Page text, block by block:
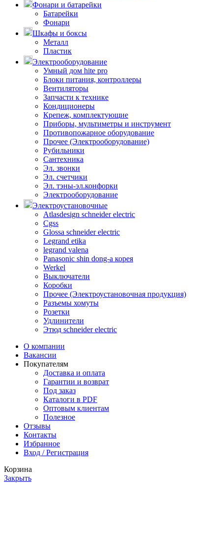
Фонари и батарейки
Батарейки
Фонари
Шкафы и боксы
Металл
Пластик
Электрооборудование
Умный дом hite pro
Блоки питания, контроллеры
Вентиляторы
Запчасти к технике
Кондиционеры
Крепеж, комплектующие
Приборы, мультиметры и инструмент
Противопожарное оборудование
Прочее (Электрооборудование)
Рубильники
Сантехника
Эл. звонки
Эл. счетчики
Эл. тэны-эл.конфорки
Электрооборудование
Электроустановочные
Atlasdesign schneider electric
Cgss
Glossa schneider electric
Legrand etika
legrand valena
Panasonic shin dong-a корея
Werkel
Выключатели
Коробки
Прочее (Электроустановочная продукция)
Разъемы хомуты
Розетки
Удлинители
Этюд schneider electric
О компании
Вакансии
Покупателям
Доставка и оплата
Гарантии и возврат
Под заказ
Каталоги в PDF
Оптовым клиентам
Полезное
Отзывы
Контакты
Избранное
Вход / Регистрация
Корзина
Закрыть